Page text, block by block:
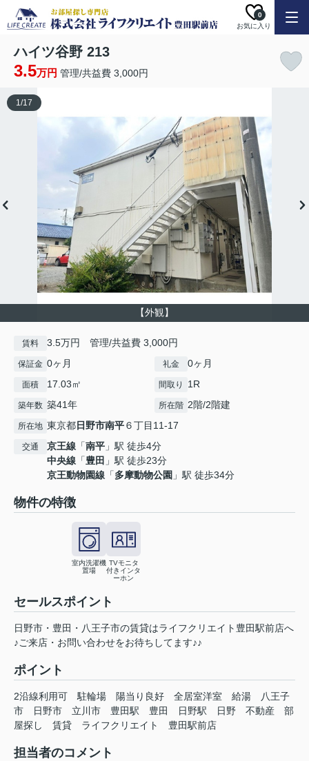
お気に入り
0
ハイツ谷野 213
3.5万円 管理/共益費 3,000円
【外観】
1/17
賃料 3.5万円 管理/共益費 3,000円
保証金 0ヶ月 礼金 0ヶ月
面積 17.03㎡ 間取り 1R
築年数 築41年 所在階 2階/2階建
所在地 東京都日野市南平６丁目11-17
交通 京王線 「南平 」駅 徒歩4分
中央線 「豊田 」駅 徒歩23分
京王動物園線 「多摩動物公園 」駅 徒歩34分
物件の特徴
室内洗濯機
置場
TVモニタ
付きインタ
ーホン
セールスポイント
日野市・豊田・八王子市の賃貸はライフクリエイト豊田駅前店へ
♪ご来店・お問い合わせをお待ちしてます♪♪
ポイント
2沿線利用可 駐輪場 陽当り良好 全居室洋室 給湯
八王子
市
日野市 立川市 豊田駅 豊田 日野駅 日野 不動産
部
屋探し
賃貸 ライフクリエイト 豊田駅前店
担当者のコメント